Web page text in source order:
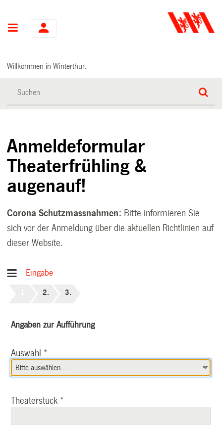
Hauptnavigation
Willkommen in Winterthur.
Anmeldeformular
Theaterfrühling &
augenauf!
Corona Schutzmassnahmen: Bitte informieren Sie
sich vor der Anmeldung über die aktuellen Richtlinien auf
dieser Website.